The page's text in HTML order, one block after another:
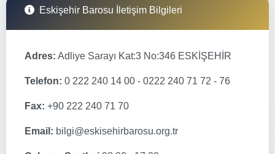
Eskişehir Barosu İletişim Bilgileri
Adres: Adliye Sarayı Kat:3 No:346 ESKİŞEHİR
Telefon: 0 222 240 14 00 - 0222 240 71 72 - 76
Fax: +90 222 240 71 70
Email: bilgi@eskisehirbarosu.org.tr